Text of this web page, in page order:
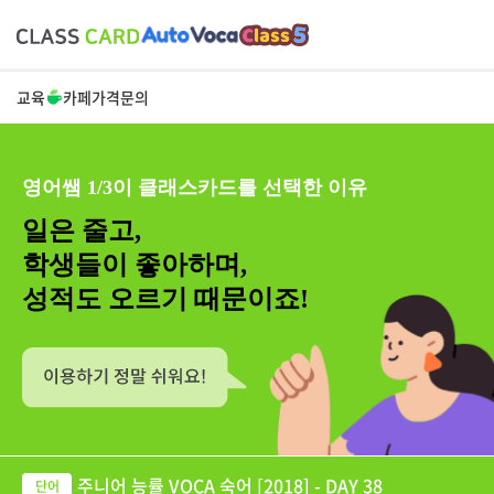
교육 카페가격문의
영어쌤 1/3이 클래스카드를 선택한 이유
일은 줄고,
학생들이 좋아하며,
성적도 오르기 때문이죠!
주니어 능률 VOCA 숙어 [2018] - DAY 38